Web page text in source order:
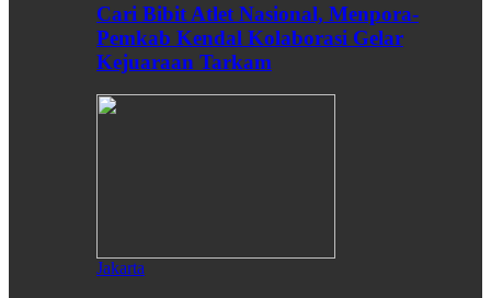
Cari Bibit Atlet Nasional, Menpora-
Pemkab Kendal Kolaborasi Gelar
Kejuaraan Tarkam
Jakarta